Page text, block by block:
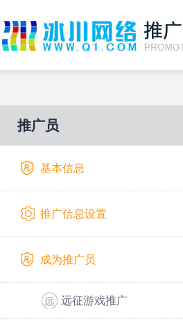
推广员
基本信息
推广信息设置
成为推广员
远征游戏推广